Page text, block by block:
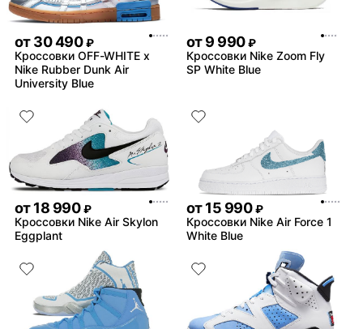
от30 490 ₽
Кроссовки OFF-WHITE x
Nike Rubber Dunk Air
University Blue
от9 990 ₽
Кроссовки Nike Zoom Fly
SP White Blue
от18 990 ₽
Кроссовки Nike Air Skylon
Eggplant
от15 990 ₽
Кроссовки Nike Air Force 1
White Blue